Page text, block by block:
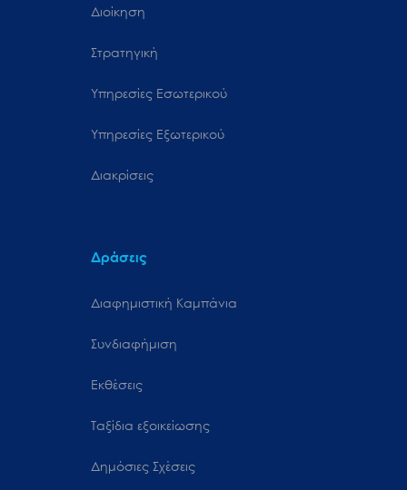
Διοίκηση
Στρατηγική
Υπηρεσίες Εσωτερικού
Υπηρεσίες Εξωτερικού
Διακρίσεις
Δράσεις
Διαφημιστική Καμπάνια
Συνδιαφήμιση
Εκθέσεις
Ταξίδια εξοικείωσης
Δημόσιες Σχέσεις